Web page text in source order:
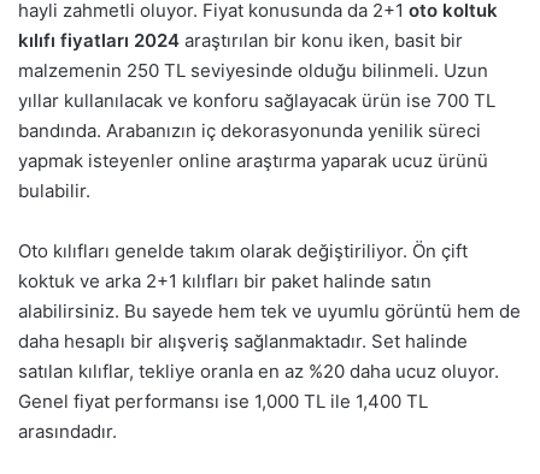
hayli zahmetli oluyor. Fiyat konusunda da 2+1 oto koltuk
kılıfı fiyatları 2024 araştırılan bir konu iken, basit bir
malzemenin 250 TL seviyesinde olduğu bilinmeli. Uzun
yıllar kullanılacak ve konforu sağlayacak ürün ise 700 TL
bandında. Arabanızın iç dekorasyonunda yenilik süreci
yapmak isteyenler online araştırma yaparak ucuz ürünü
bulabilir.
Oto kılıfları genelde takım olarak değiştiriliyor. Ön çift
koktuk ve arka 2+1 kılıfları bir paket halinde satın
alabilirsiniz. Bu sayede hem tek ve uyumlu görüntü hem de
daha hesaplı bir alışveriş sağlanmaktadır. Set halinde
satılan kılıflar, tekliye oranla en az %20 daha ucuz oluyor.
Genel fiyat performansı ise 1,000 TL ile 1,400 TL
arasındadır.